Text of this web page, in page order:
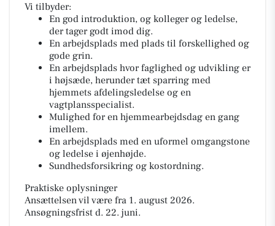
Vi tilbyder:
En god introduktion, og kolleger og ledelse,
der tager godt imod dig.
En arbejdsplads med plads til forskellighed og
gode grin.
En arbejdsplads hvor faglighed og udvikling er
i højsæde, herunder tæt sparring med
hjemmets afdelingsledelse og en
vagtplansspecialist.
Mulighed for en hjemmearbejdsdag en gang
imellem.
En arbejdsplads med en uformel omgangstone
og ledelse i øjenhøjde.
Sundhedsforsikring og kostordning.
Praktiske oplysninger
Ansættelsen vil være fra 1. august 2026.
Ansøgningsfrist d. 22. juni.